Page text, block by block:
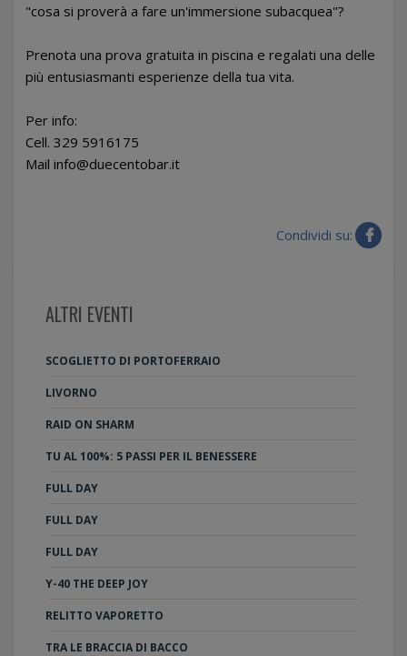
"cosa si proverà a fare un'immersione subacquea"?
Prenota una prova gratuita in piscina e regalati una delle
più entusiasmanti esperienze della tua vita.
Per info:
Cell. 329 5916175
Mail info@duecentobar.it
Condividi su:
ALTRI EVENTI
SCOGLIETTO DI PORTOFERRAIO
LIVORNO
RAID ON SHARM
TU AL 100%: 5 PASSI PER IL BENESSERE
FULL DAY
FULL DAY
FULL DAY
Y-40 THE DEEP JOY
RELITTO VAPORETTO
TRA LE BRACCIA DI BACCO